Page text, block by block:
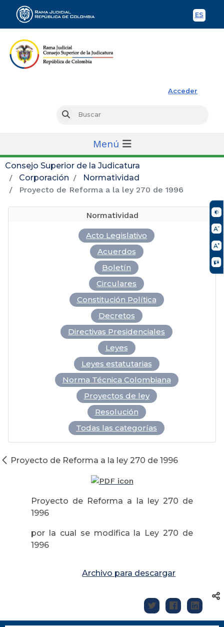
ES
Acceder
Buscar
Menú
Consejo Superior de la Judicatura
Corporación
Normatividad
Proyecto de Reforma a la ley 270 de 1996
Normatividad
Acto Legislativo
Acuerdos
Boletín
Circulares
Constitución Política
Decretos
Directivas Presidenciales
Leyes
Leyes estatutarias
Norma Técnica Colombiana
Proyectos de ley
Resolución
Todas las categorías
Proyecto de Reforma a la ley 270 de 1996
Proyecto de Reforma a la ley 270 de
1996
por la cual se modifica la Ley 270 de
1996
Archivo para descargar